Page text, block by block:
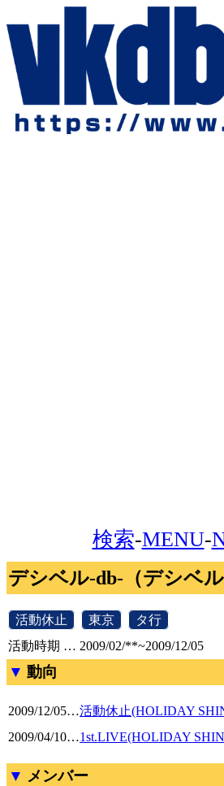
検索-MENU-
デシベル-db-（デシベル
活動休止 東京 タ行
活動時期 … 2009/02/**~2009/12/05
動向
2009/12/05…活動休止(HOLIDAY
2009/04/10…1st.LIVE(HOLIDAY
メンバー